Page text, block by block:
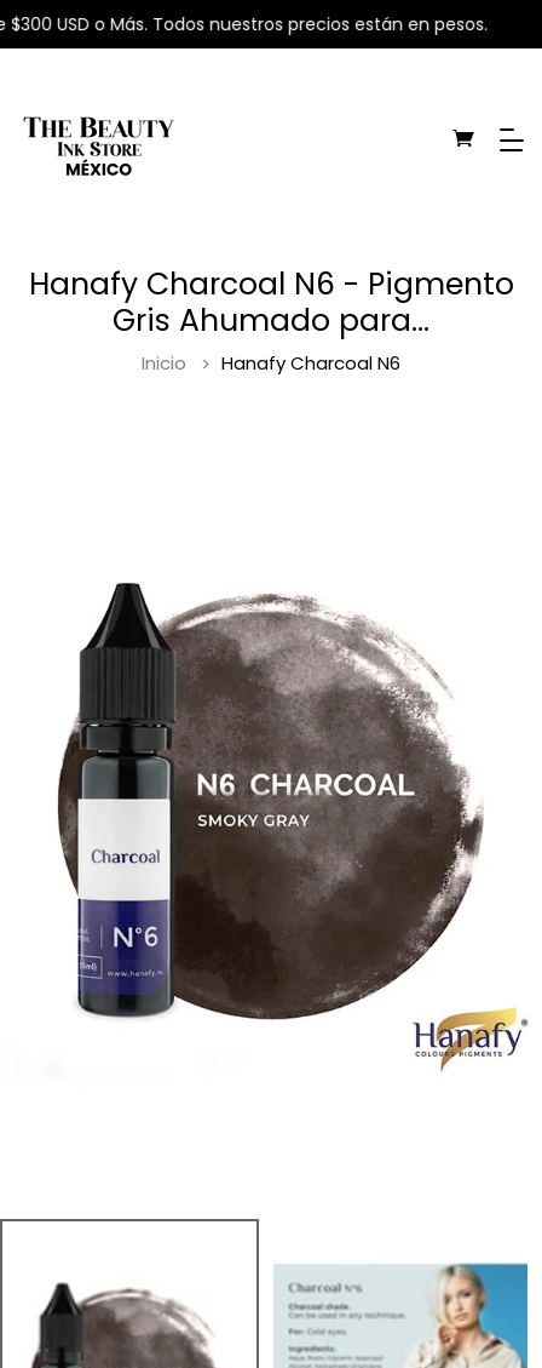
USD o Más. Todos nuestros precios están en pesos.
Hanafy Charcoal N6 - Pigmento
Gris Ahumado para...
Inicio Hanafy Charcoal N6